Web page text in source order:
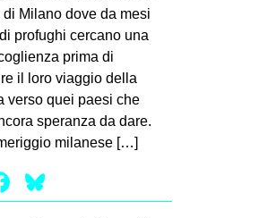
EUROPA
MEDIO ORIENTE
MONDO
EVENTI
Fb
Milano dove da mesi
profughi cercano una
prima di
il loro viaggio della
verso quei paesi che
speranza da dare.
milanese […]
Facebook